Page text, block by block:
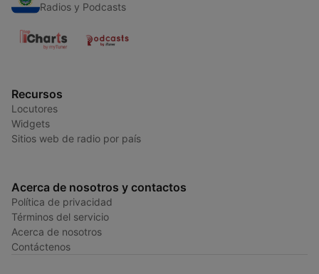
Radios y Podcasts
Recursos
Locutores
Widgets
Sitios web de radio por país
Acerca de nosotros y contactos
Política de privacidad
Términos del servicio
Acerca de nosotros
Contáctenos